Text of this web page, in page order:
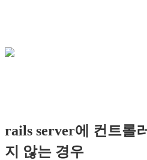
rails server에 컨트롤
지 않는 경우